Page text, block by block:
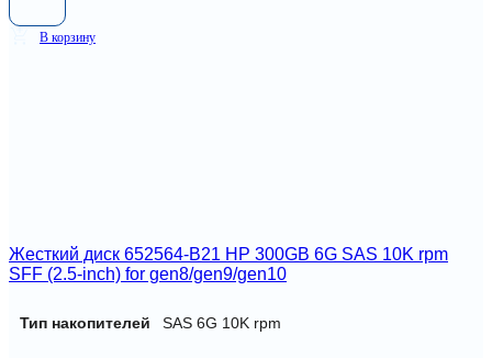
В корзину
Жесткий диск 652564-B21 HP 300GB 6G SAS 10K rpm
SFF (2.5-inch) for gen8/gen9/gen10
Тип накопителей SAS 6G 10K rpm